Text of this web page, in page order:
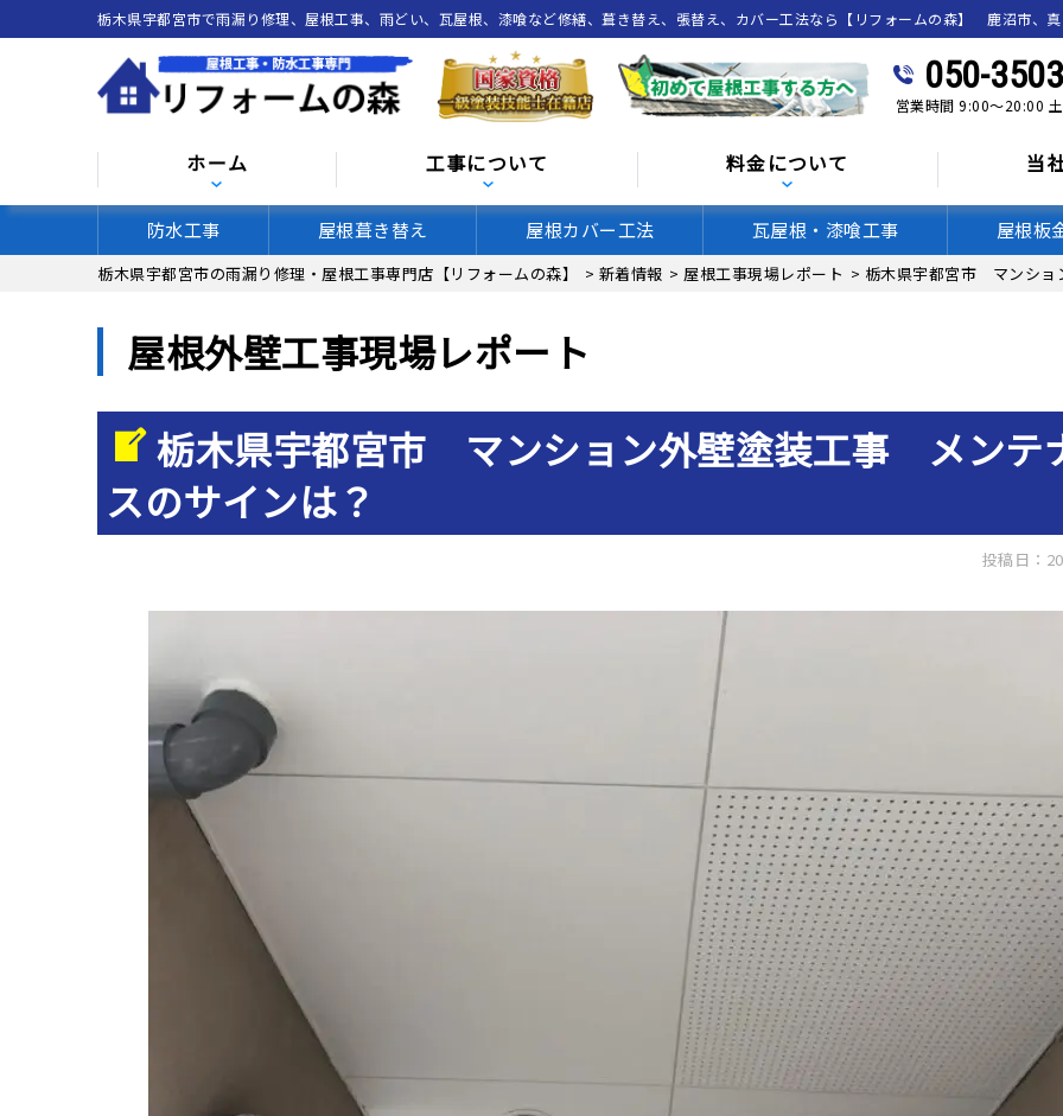
栃木県宇都宮市で雨漏り修理、屋根工事、雨どい、瓦屋根、漆喰など修繕、葺き替え、張替え、カバー工法なら【リフォームの森】 鹿沼市
050-
営業時間 9:00～20:00
ホーム 工事について 料金について 当
防水工事 屋根葺き替え 屋根カバー工法 瓦屋根・漆喰工事 屋根板
栃木県宇都宮市の雨漏り修理・屋根工事専門店【リフォームの森】 > 新着情報 > 屋根工事現場レポート > 栃木県宇都宮市 マンショ
屋根外壁工事現場レポート
栃木県宇都宮市 マンション外壁塗装工事 メンテ
スのサインは？
投稿日：